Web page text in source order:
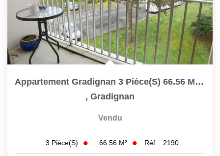
Appartement Gradignan 3 Pièce(s) 66.56 M2 Ref 2190
, Gradignan
Vendu
3 Pièce(s) 66.56 M² Réf : 2190